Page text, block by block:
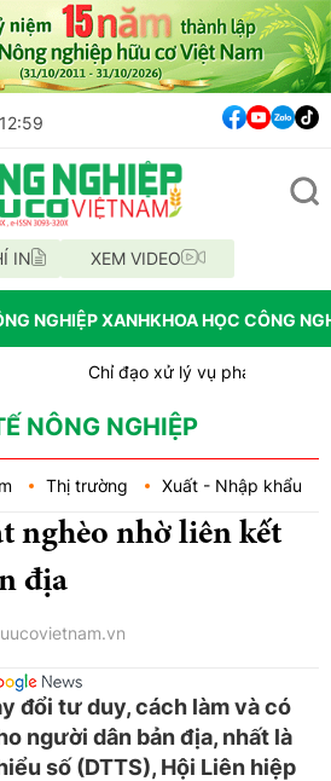
IN XEM VIDEO
NGHIỆP XANHKHOA HỌC CÔNG
Chỉ đạo xử lý vụ phá rừng tại lâm phần
Đồng: Công tác chi trả tiền giao
NÔNG NGHIỆP
Thị trường Xuất - Nhập khẩu
nghèo nhờ liên kết
địa
đổi tư duy, cách làm và có
người dân bản địa, nhất là
số (DTTS), Hội Liên hiệp